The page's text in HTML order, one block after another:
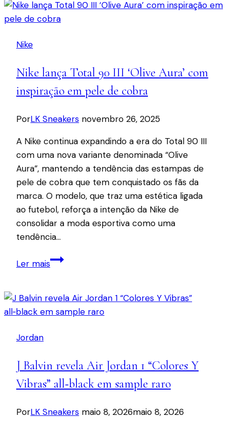
One
Tianjin
global
em
maio
Nike
Nike lança Total 90 III ‘Olive Aura’ com
inspiração em pele de cobra
PorLK Sneakers novembro 26, 2025
A Nike continua expandindo a era do Total 90 III
com uma nova variante denominada “Olive
Aura”, mantendo a tendência das estampas de
pele de cobra que tem conquistado os fãs da
marca. O modelo, que traz uma estética ligada
ao futebol, reforça a intenção da Nike de
consolidar a moda esportiva como uma
tendência…
Ler maisNike
90
III
inspiração
em
de
Jordan
J Balvin revela Air Jordan 1 “Colores Y
Vibras” all‑black em sample raro
PorLK Sneakers maio 8, 2026maio 8, 2026